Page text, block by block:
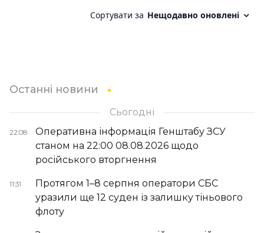
Останні новини
Сьогодні
22:08
Оперативна інформація Генштабу ЗСУ
станом на 22:00 08.08.2026 щодо
російського вторгнення
11:31
Протягом 1–8 серпня оператори СБС
уразили ще 12 суден із залишку тіньового
флоту